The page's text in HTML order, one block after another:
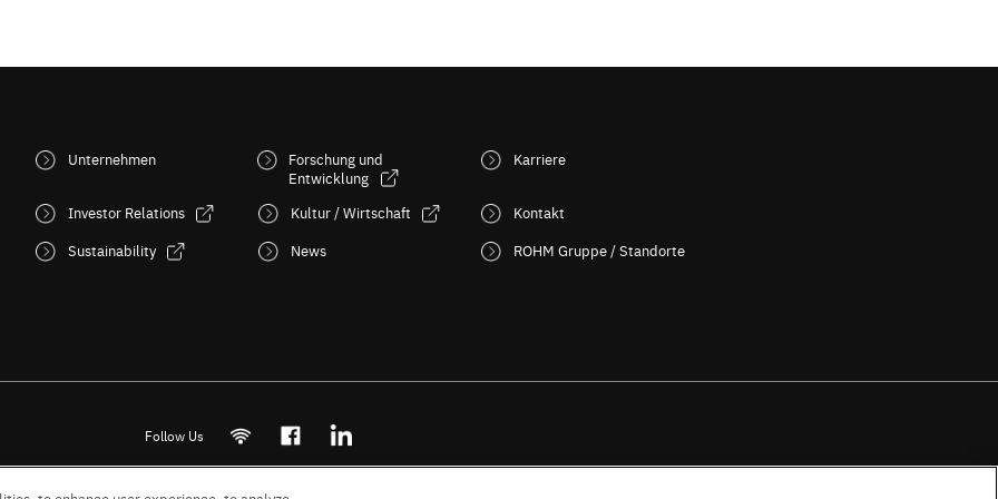
Unternehmen
Investor Relations
Sustainability
Forschung und
Entwicklung
Kultur / Wirtschaft
News
Karriere
Kontakt
ROHM Gruppe / Standorte
Follow Us